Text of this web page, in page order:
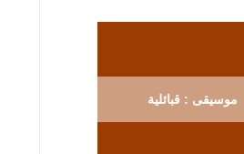
موسيقى : قبائلية